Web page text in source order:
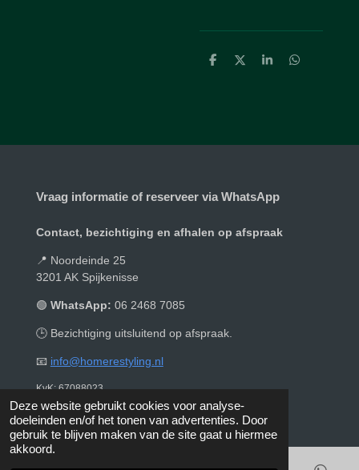
Deze website gebruikt cookies voor analyse-
doeleinden en/of het tonen van advertenties. Door
gebruik te blijven maken van de site gaat u hiermee
akkoord.
D
D
S
D
Vraag informatie of reserveer via WhatsApp
Contact, bezichtiging en afhalen op afspraak
📍 Noordeinde 25
3201 AK Spijkenisse
🟢 WhatsApp: 06 2468 7085
🕒 Bezichtiging uitsluitend op afspraak.
📧 info@homerestyling.nl
KvK: 67088023
© 2019 - 2026 Homerestyling